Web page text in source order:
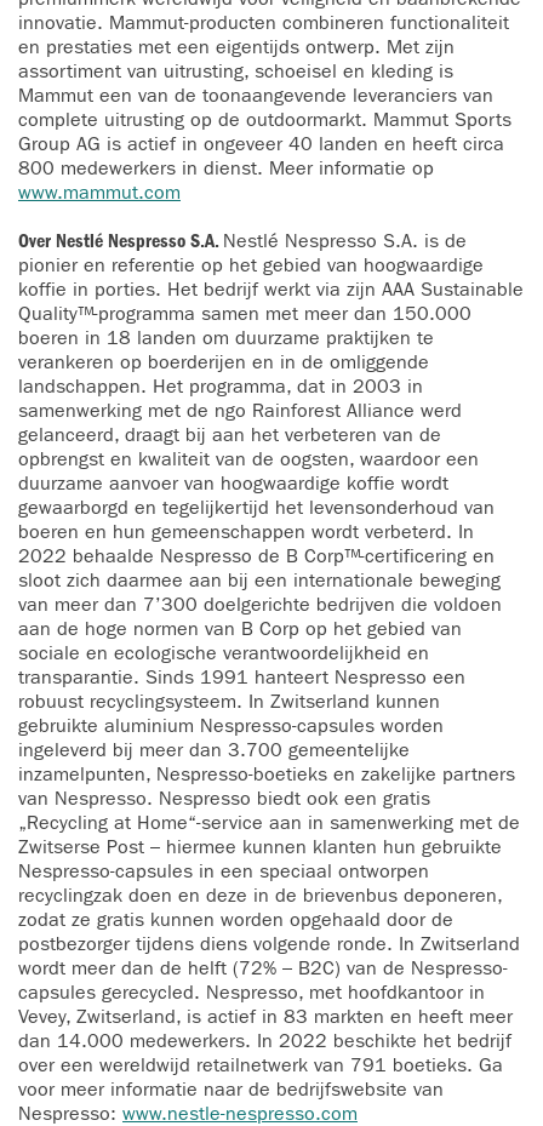
innovatie. Mammut-producten combineren functionaliteit
en prestaties met een eigentijds ontwerp. Met zijn
assortiment van uitrusting, schoeisel en kleding is
Mammut een van de toonaangevende leveranciers van
complete uitrusting op de outdoormarkt. Mammut Sports
Group AG is actief in ongeveer 40 landen en heeft circa
800 medewerkers in dienst. Meer informatie op
www.mammut.com
Over Nestlé Nespresso S.A. Nestlé Nespresso S.A. is de
pionier en referentie op het gebied van hoogwaardige
koffie in porties. Het bedrijf werkt via zijn AAA Sustainable
Quality™-programma samen met meer dan 150.000
boeren in 18 landen om duurzame praktijken te
verankeren op boerderijen en in de omliggende
landschappen. Het programma, dat in 2003 in
samenwerking met de ngo Rainforest Alliance werd
gelanceerd, draagt bij aan het verbeteren van de
opbrengst en kwaliteit van de oogsten, waardoor een
duurzame aanvoer van hoogwaardige koffie wordt
gewaarborgd en tegelijkertijd het levensonderhoud van
boeren en hun gemeenschappen wordt verbeterd. In
2022 behaalde Nespresso de B Corp™-certificering en
sloot zich daarmee aan bij een internationale beweging
van meer dan 7’300 doelgerichte bedrijven die voldoen
aan de hoge normen van B Corp op het gebied van
sociale en ecologische verantwoordelijkheid en
transparantie. Sinds 1991 hanteert Nespresso een
robuust recyclingsysteem. In Zwitserland kunnen
gebruikte aluminium Nespresso-capsules worden
ingeleverd bij meer dan 3.700 gemeentelijke
inzamelpunten, Nespresso-boetieks en zakelijke partners
van Nespresso. Nespresso biedt ook een gratis
„Recycling at Home“-service aan in samenwerking met de
Zwitserse Post – hiermee kunnen klanten hun gebruikte
Nespresso-capsules in een speciaal ontworpen
recyclingzak doen en deze in de brievenbus deponeren,
zodat ze gratis kunnen worden opgehaald door de
postbezorger tijdens diens volgende ronde. In Zwitserland
wordt meer dan de helft (72% – B2C) van de Nespresso-
capsules gerecycled. Nespresso, met hoofdkantoor in
Vevey, Zwitserland, is actief in 83 markten en heeft meer
dan 14.000 medewerkers. In 2022 beschikte het bedrijf
over een wereldwijd retailnetwerk van 791 boetieks. Ga
voor meer informatie naar de bedrijfswebsite van
Nespresso: www.nestle-nespresso.com